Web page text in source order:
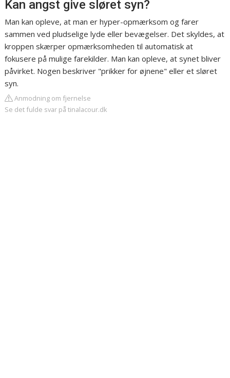
Kan angst give sløret syn?
Man kan opleve, at man er hyper-opmærksom og farer
sammen ved pludselige lyde eller bevægelser. Det skyldes, at
kroppen skærper opmærksomheden til automatisk at
fokusere på mulige farekilder. Man kan opleve, at synet bliver
påvirket. Nogen beskriver "prikker for øjnene" eller et sløret
syn.
Anmodning om fjernelse
Se det fulde svar på tinalacour.dk